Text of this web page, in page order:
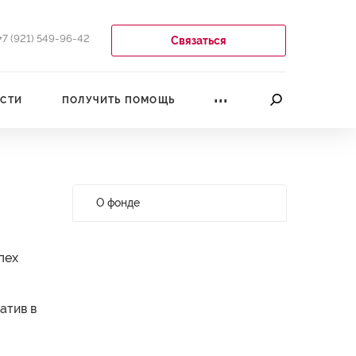
(921) 549-96-42 Связаться
ПОЛУЧИТЬ ПОМОЩЬ ...
в
О фонде